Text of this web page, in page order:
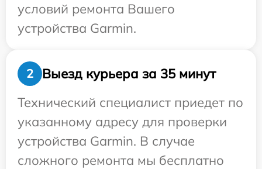
условий ремонта Вашего
устройства Garmin.
2
Выезд курьера за 35 минут
Технический специалист приедет по
указанному адресу для проверки
устройства Garmin. В случае
сложного ремонта мы бесплатно